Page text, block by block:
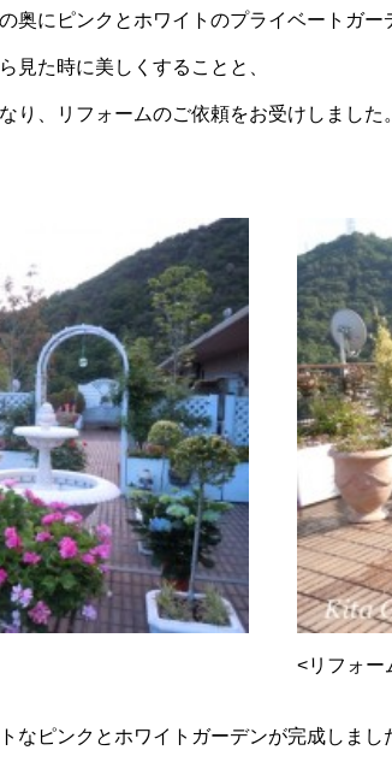
奥にピンクとホワイトのプライベートガー
見た時に美しくすることと、
り、リフォームのご依頼をお受けしました
<リフォー
なピンクとホワイトガーデンが完成しまし